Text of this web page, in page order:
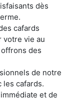
dès
cafards
votre vie au
des
de notre
les cafards.
et de